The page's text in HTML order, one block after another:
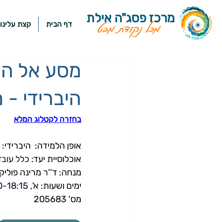
מכל נקודת מבט
מרכז פסג"ה אילת דף הבית קצת עלינו
מסע אל
היברידי - מס'
בחזרה לקטלוג המלא
אופן הלמידה:
אוכלוסיית יעד: כלל
מנחה: ד''ר מרינה
ימים ושעות: א', 16:00-18:15
מס' 205683